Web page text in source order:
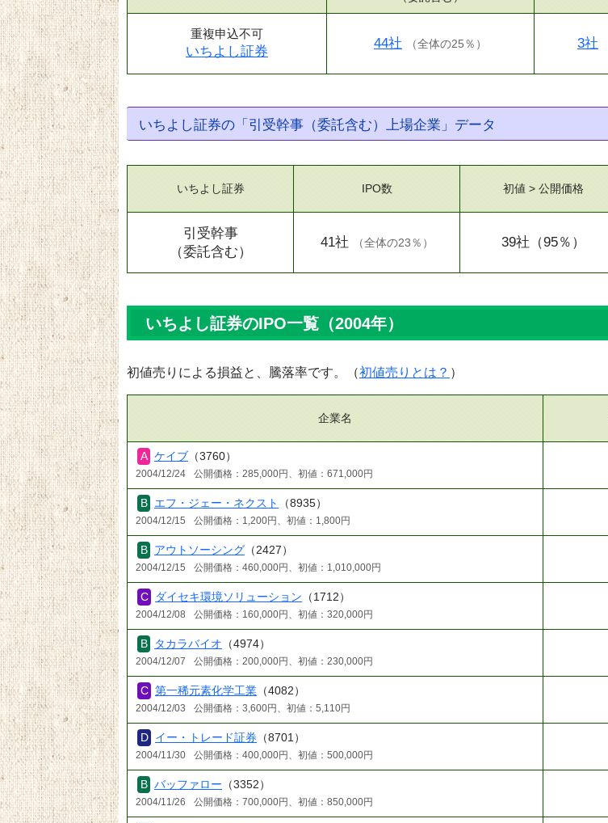
重複申込不可
いちよし証券
44社 （全体の25％ ） 3社
いちよし証券の「引受幹事（委託含む）上場企業」データ
いちよし証券
引受幹事
（委託含む）
IPO数
41社 （全体の23％ ）
初値 > 公開価格
39社 （95％）
いちよし証券のIPO一覧（2004年）
初値売りによる損益と、騰落率です。（初値売りとは？ ）
企業名
ケイブ （3760）
2004/12/24 公開価格：285,000円、初値：671,000円
エフ・ジェー・ネクスト （8935）
2004/12/15 公開価格：1,200円、初値：1,800円
アウトソーシング （2427）
2004/12/15 公開価格：460,000円、初値：1,010,000円
ダイセキ環境ソリューション （1712）
2004/12/08 公開価格：160,000円、初値：320,000円
タカラバイオ （4974）
2004/12/07 公開価格：200,000円、初値：230,000円
第一稀元素化学工業 （4082）
2004/12/03 公開価格：3,600円、初値：5,110円
イー・トレード証券 （8701）
2004/11/30 公開価格：400,000円、初値：500,000円
バッファロー （3352）
2004/11/26 公開価格：700,000円、初値：850,000円